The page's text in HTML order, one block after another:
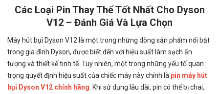
Các Loại Pin Thay Thế Tốt Nhất Cho Dyson
V12 – Đánh Giá Và Lựa Chọn
Máy hút bụi Dyson V12 là một trong những dòng sản phẩm nổi bật
trong gia đình Dyson, được biết đến với hiệu suất làm sạch ấn
tượng và thiết kế tinh tế. Tuy nhiên, một trong những yếu tố quan
trọng quyết định hiệu suất của chiếc máy này chính là pin máy hút
bụi Dyson V12 chính hãng . Khi sử dụng lâu dài, pin có thể bị chai,